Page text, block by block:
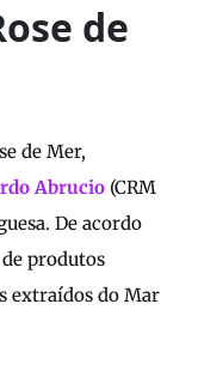
de
de Mer,
Abrucio (CRM
De acordo
produtos
extraídos do Mar